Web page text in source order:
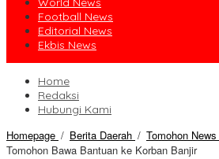
Football News
Editorial News
Ekbis News
Home
Redaksi
Hubungi Kami
Homepage / Berita Daerah / Tomohon News
Tomohon Bawa Bantuan ke Korban Banjir